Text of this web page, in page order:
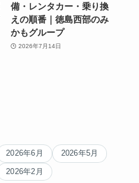
備・レンタカー・乗り換
えの順番｜徳島西部のみ
かもグループ
2026年7月14日
2026年6月 2026年5月
2026年2月